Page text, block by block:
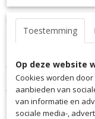
141
EAN code
Productcode
Met de saller SX.PRO
en bepaal je de
de populaire Saller
waardoor je volledige
spelsituatie. De
voor een optimale
Duurzaam PU-
Toestemming
Op deze website
Cookies worden
aanbieden van
van informatie en
sociale media-,